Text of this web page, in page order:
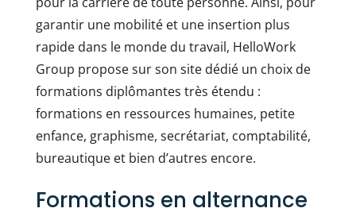
garantir une mobilité et une insertion plus
rapide dans le monde du travail, HelloWork
Group propose sur son site dédié un choix de
formations diplômantes très étendu :
formations en ressources humaines, petite
enfance, graphisme, secrétariat, comptabilité,
bureautique et bien d’autres encore.
Formations en alternance